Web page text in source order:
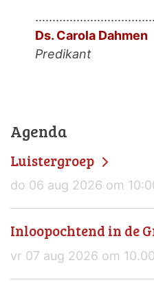
Ds. Carola Dahmen
Predikant
Agenda
Luistergroep
do 06 aug 2026 om
Inloopochtend in de
vr 07 aug 2026 om